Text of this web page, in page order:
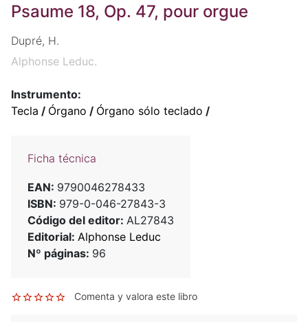
Psaume 18, Op. 47, pour orgue
Dupré, H.
Alphonse Leduc.
Instrumento:
Tecla / Órgano / Órgano sólo teclado /
Ficha técnica
EAN: 9790046278433
ISBN: 979-0-046-27843-3
Código del editor: AL27843
Editorial: Alphonse Leduc
Nº páginas: 96
Comenta y valora este libro